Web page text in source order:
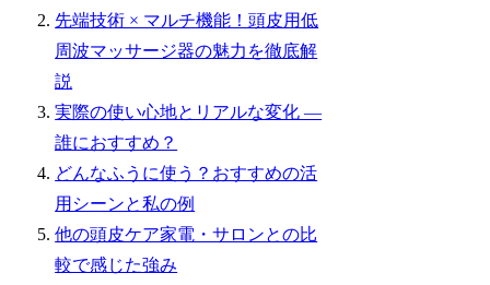
先端技術 × マルチ機能！頭皮用低
周波マッサージ器の魅力を徹底解
説
実際の使い心地とリアルな変化 ―
誰におすすめ？
どんなふうに使う？おすすめの活
用シーンと私の例
他の頭皮ケア家電・サロンとの比
較で感じた強み